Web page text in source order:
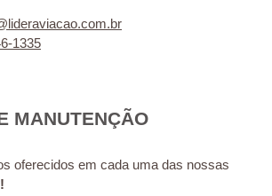
1335
MANUTENÇÃO
oferecidos em cada uma das nossas